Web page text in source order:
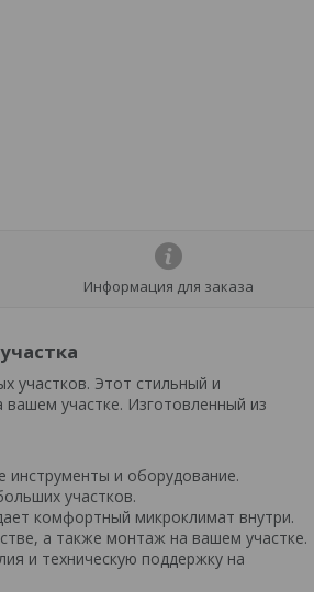
Информация для заказа
участков. Этот стильный и
участке. Изготовленный из
инструменты и оборудование.
участков.
комфортный микроклимат внутри.
а также монтаж на вашем участке.
и техническую поддержку на